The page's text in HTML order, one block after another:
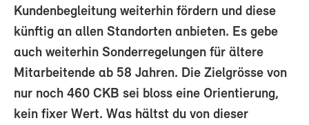
Kundenbegleitung weiterhin fördern und diese
künftig an allen Standorten anbieten. Es gebe
auch weiterhin Sonderregelungen für ältere
Mitarbeitende ab 58 Jahren. Die Zielgrösse von
nur noch 460 CKB sei bloss eine Orientierung,
kein fixer Wert. Was hältst du von dieser